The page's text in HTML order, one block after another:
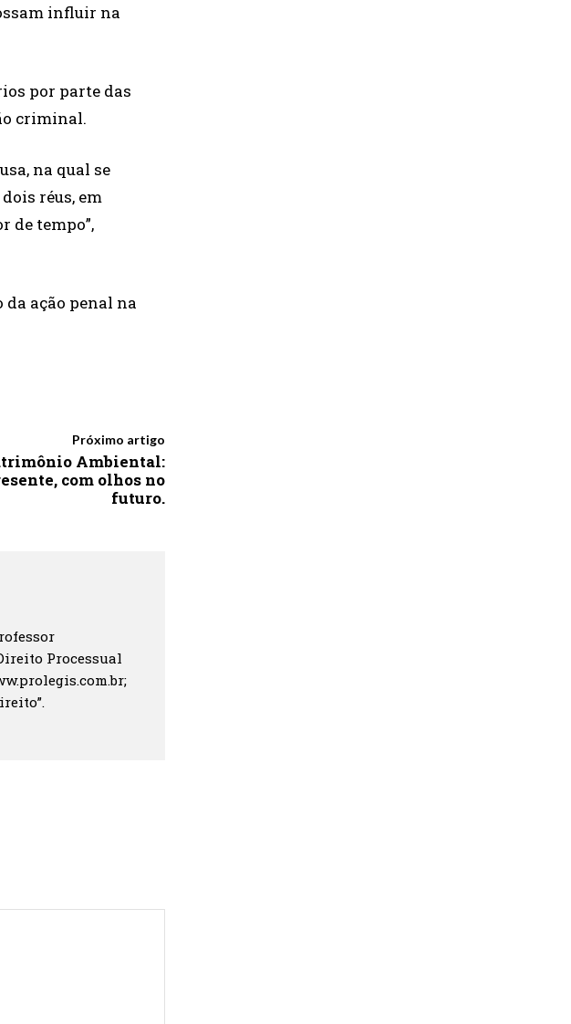
influir na
por parte das
criminal.
na qual se
réus, em
de tempo”,
ação penal na
Próximo artigo
Ambiental:
com olhos no
futuro.
Processual